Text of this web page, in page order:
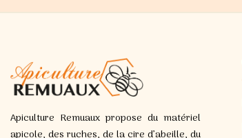
Apiculture Remuaux propose du matériel
apicole, des ruches, de la cire d’abeille, du